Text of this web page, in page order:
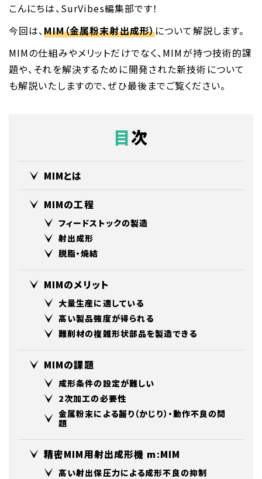
こんにちは、SurVibes編集部です！
今回は、MIM（金属粉末射出成形）について解説します。
MIMの仕組みやメリットだけでなく、MIMが持つ技術的課
題や、それを解決するために開発された新技術について
も解説いたしますので、ぜひ最後までご覧ください。
目次
MIMとは
MIMの工程
フィードストックの製造
射出成形
脱脂・焼結
MIMのメリット
大量生産に適している
高い製品強度が得られる
難削材の複雑形状部品を製造できる
MIMの課題
成形条件の設定が難しい
2次加工の必要性
金属粉末による齧り（かじり）・動作不良の問
題
精密MIM用射出成形機 m:MIM
高い射出保圧力による成形不良の抑制